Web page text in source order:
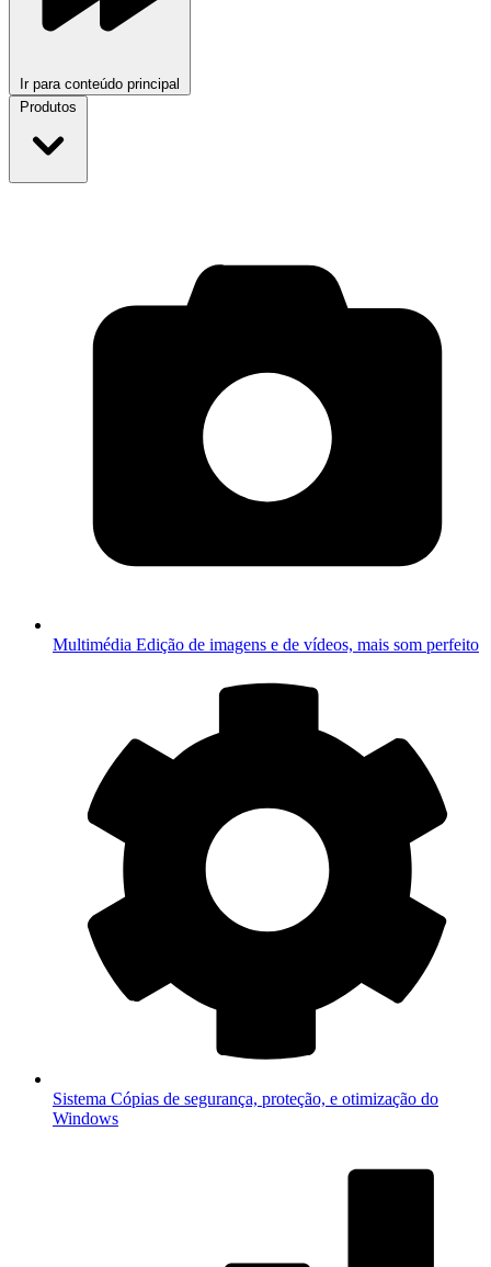
Ir para conteúdo principal
Produtos
Multimédia Edição de imagens e de vídeos, mais som perfeito
Sistema Cópias de segurança, proteção, e otimização do
Windows